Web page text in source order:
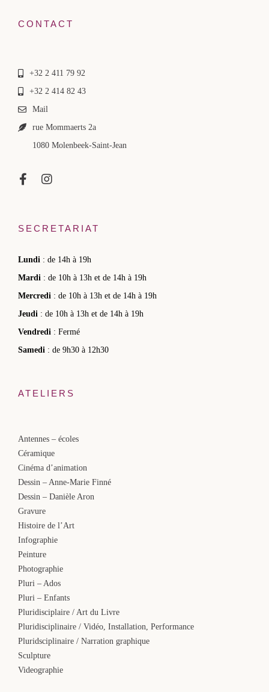
CONTACT
+32 2 411 79 92
+32 2 414 82 43
Mail
rue Mommaerts 2a
1080 Molenbeek-Saint-Jean
SECRETARIAT
Lundi: de 14h à 19h
Mardi: de 10h à 13h et de 14h à 19h
Mercredi: de 10h à 13h et de 14h à 19h
Jeudi: de 10h à 13h et de 14h à 19h
Vendredi: Fermé
Samedi: de 9h30 à 12h30
ATELIERS
Antennes – écoles
Céramique
Cinéma d’animation
Dessin – Anne-Marie Finné
Dessin – Danièle Aron
Gravure
Histoire de l’Art
Infographie
Peinture
Photographie
Pluri – Ados
Pluri – Enfants
Pluridisciplaire / Art du Livre
Pluridisciplinaire / Vidéo, Installation, Performance
Pluridsciplinaire / Narration graphique
Sculpture
Videographie